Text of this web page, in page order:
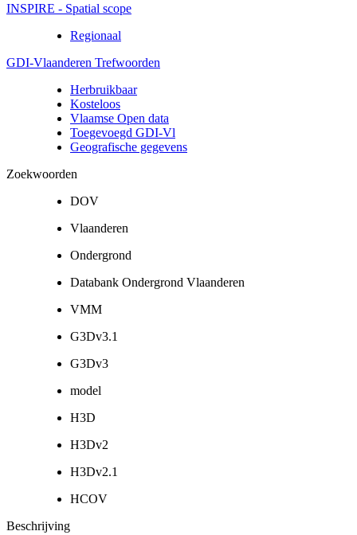
INSPIRE - Spatial scope
Regionaal
GDI-Vlaanderen Trefwoorden
Herbruikbaar
Kosteloos
Vlaamse Open data
Toegevoegd GDI-Vl
Geografische gegevens
Zoekwoorden
DOV
Vlaanderen
Ondergrond
Databank Ondergrond Vlaanderen
VMM
G3Dv3.1
G3Dv3
model
H3D
H3Dv2
H3Dv2.1
HCOV
Beschrijving